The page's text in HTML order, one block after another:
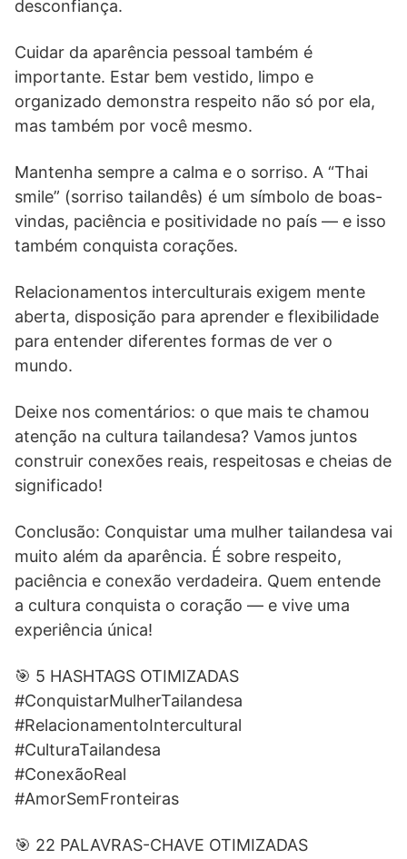
desconfiança.
Cuidar da aparência pessoal também é
importante. Estar bem vestido, limpo e
organizado demonstra respeito não só por ela,
mas também por você mesmo.
Mantenha sempre a calma e o sorriso. A “Thai
smile” (sorriso tailandês) é um símbolo de boas-
vindas, paciência e positividade no país — e isso
também conquista corações.
Relacionamentos interculturais exigem mente
aberta, disposição para aprender e flexibilidade
para entender diferentes formas de ver o
mundo.
Deixe nos comentários: o que mais te chamou
atenção na cultura tailandesa? Vamos juntos
construir conexões reais, respeitosas e cheias de
significado!
Conclusão: Conquistar uma mulher tailandesa vai
muito além da aparência. É sobre respeito,
paciência e conexão verdadeira. Quem entende
a cultura conquista o coração — e vive uma
experiência única!
🎯 5 HASHTAGS OTIMIZADAS
#ConquistarMulherTailandesa
#RelacionamentoIntercultural
#CulturaTailandesa
#ConexãoReal
#AmorSemFronteiras
🎯 22 PALAVRAS-CHAVE OTIMIZADAS